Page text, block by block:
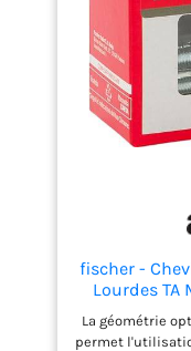
fischer -
Lourdes TA
La géométrie
permet